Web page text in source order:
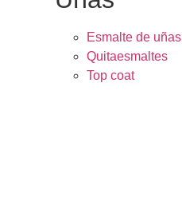
Esmalte de uñas
Quitaesmaltes
Top coat